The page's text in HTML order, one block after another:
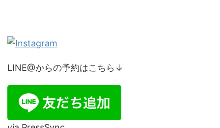
LINE@からの予約はこちら↓